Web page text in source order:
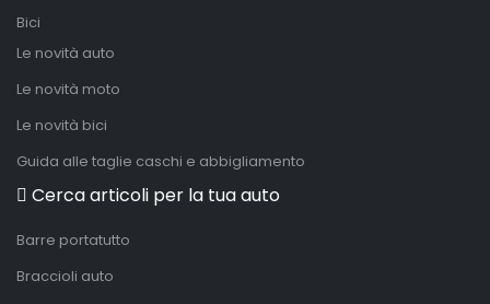
Bici
Le novità auto
Le novità moto
Le novità bici
Guida alle taglie caschi e abbigliamento
Cerca articoli per la tua auto
Barre portatutto
Braccioli auto